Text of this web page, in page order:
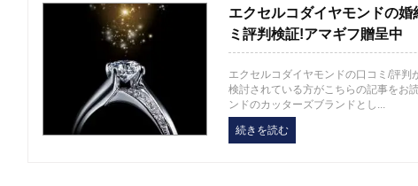
エクセルコダイヤモンドの
ミ評判検証!アマギフ贈呈中
エクセルコダイヤモンドの口コミ/評判
検討されている方がこちらの記事をお
ンドのカッターズブランドとし...
続きを読む